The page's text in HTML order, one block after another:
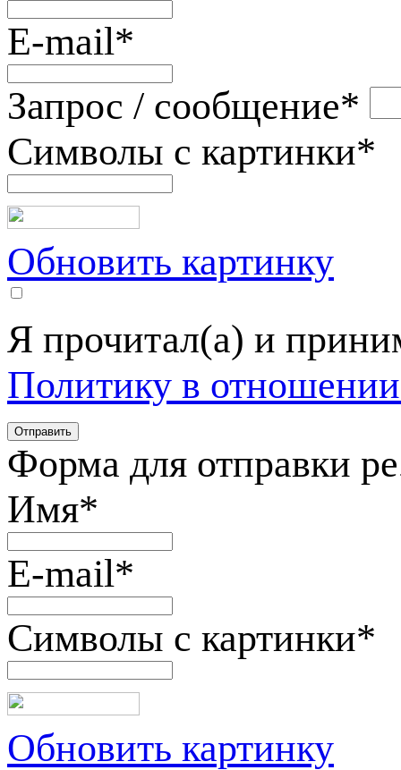
E-mail*
Запрос / сообщение*
Символы с картинки*
Обновить картинку
Я прочитал(а) и
Политику в
Форма для отправки
Имя*
E-mail*
Символы с картинки*
Обновить картинку